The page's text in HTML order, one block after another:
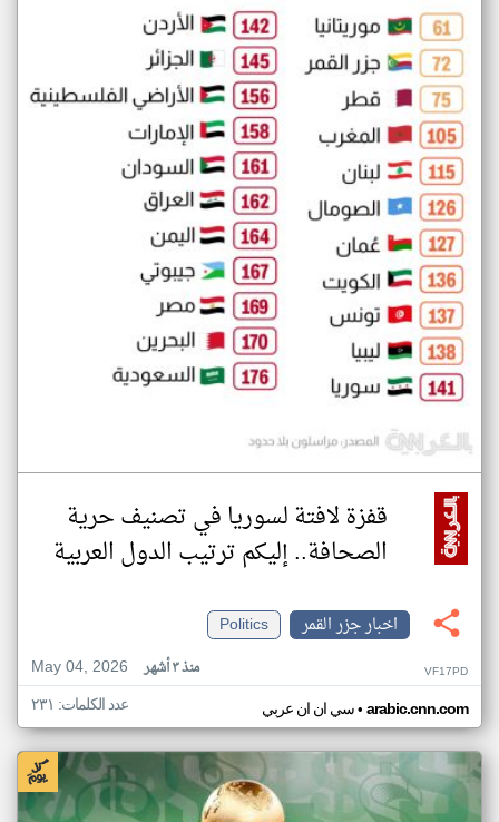
قفزة لافتة لسوريا في تصنيف حرية
الصحافة.. إليكم ترتيب الدول العربية
اخبار جزر القمر
Politics
May 04, 2026
منذ ٣ أشهر VF17PD
سي ان ان عربي• arabic.cnn.com عدد الكلمات: ٢٣١